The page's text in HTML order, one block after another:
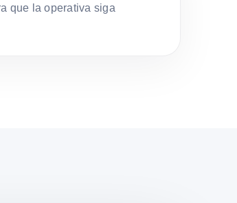
que la operativa siga